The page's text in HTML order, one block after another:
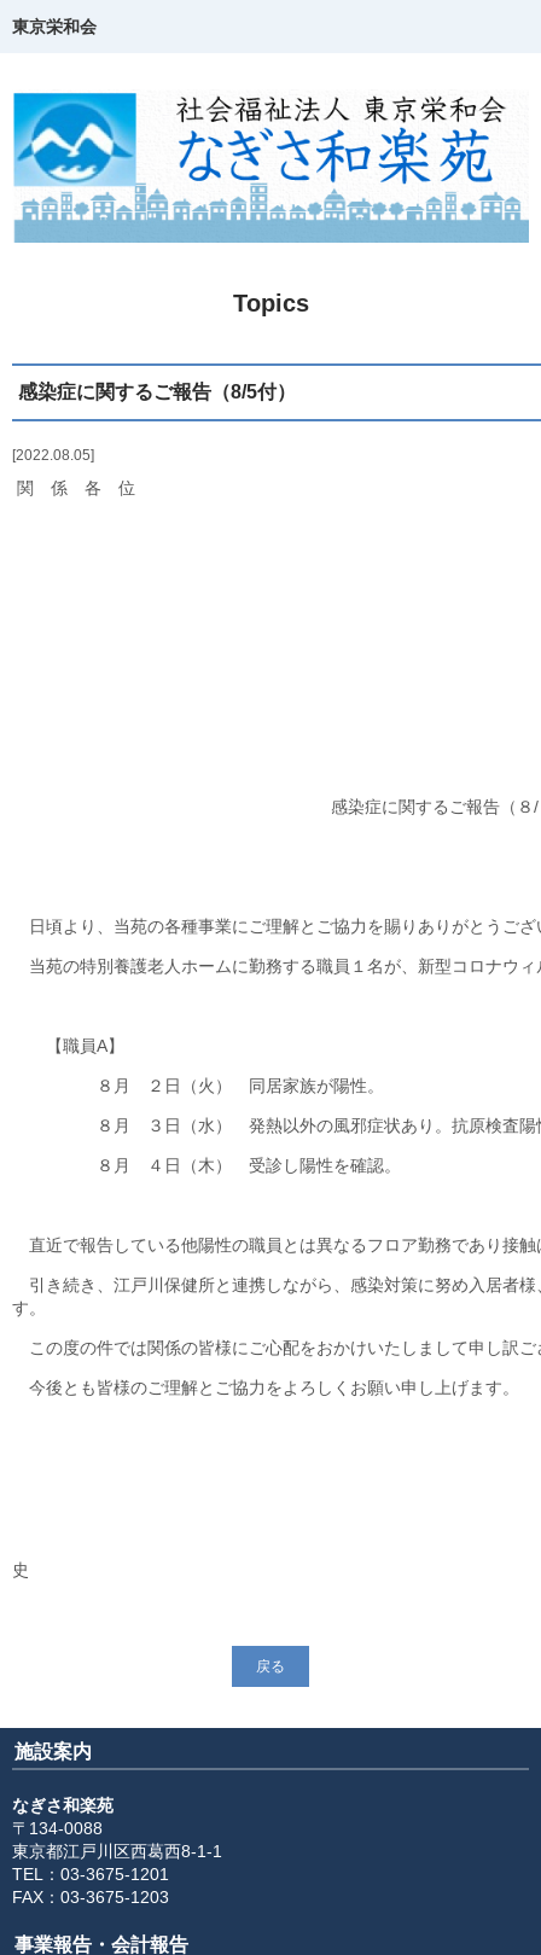
東京栄和会
介護保険事業
ご相談窓口・支援事業
生活・活動の様子
Topics
2022.08.05
感染症に関するご報告（8/5付）
関 係 各 位
感染症に関するご報告（８/
日頃より、当苑の各種事業にご理解とご協力を賜りありがとうござ
当苑の特別養護老人ホームに勤務する職員１名が、新型コロナウ
【職員A】
８月 ２日（火） 同居家族が陽性。
８月 ３日（水） 発熱以外の風邪症状あり。抗原検査陽
８月 ４日（木） 受診し陽性を確認。
直近で報告している他陽性の職員とは異なるフロア勤務であり接触
引き続き、江戸川保健所と連携しながら、感染対策に努め入居者
す。
この度の件では関係の皆様にご心配をおかけいたしまして申し訳
今後とも皆様のご理解とご協力をよろしくお願い申し上げます。
戻る
施設案内
なぎさ和楽苑
〒134-0088
東京都江戸川区西葛西8-1-1
TEL：03-3675-1201
FAX：03-3675-1203
事業報告・会計報告